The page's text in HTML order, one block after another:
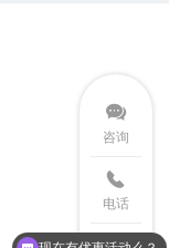
咨询
电话